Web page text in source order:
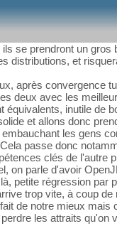
se prendront un gros
distributions, et
après convergence
deux avec les
équivalents, inutile de
et allons donc
les gens
passe donc
clés de l'autre
on parle d'avoir
petite régression par
trop vite, à coup
de notre mieux mais
les attraits qu'on